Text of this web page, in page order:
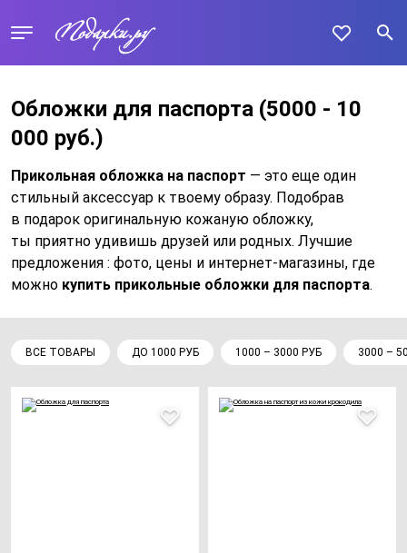
Обложки для паспорта (5000 - 10
000 руб.)
Прикольная обложка на паспорт — это еще один
стильный аксессуар к твоему образу. Подобрав
в подарок оригинальную кожаную обложку,
ты приятно удивишь друзей или родных. Лучшие
предложения : фото, цены и интернет-магазины, где
можно купить прикольные обложки для паспорта.
ВСЕ ТОВАРЫ ДО 1000 РУБ 1000 – 3000 РУБ 3000 –